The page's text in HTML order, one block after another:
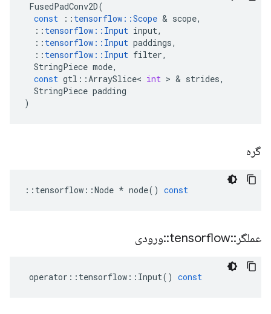
FusedPadConv2D(
const
:: tensorflow ::Scope & scope,
:: tensorflow :: Input input,
:: tensorflow :: Input paddings,
:: tensorflow :: Input filter,
StringPiece mode,
const gtl ::ArraySlice< int > & strides,
StringPiece padding
)
گره
:: tensorflow ::Node * node() const
عملگر ::
tensorflow
::ورودی
operator :: tensorflow :: Input() const